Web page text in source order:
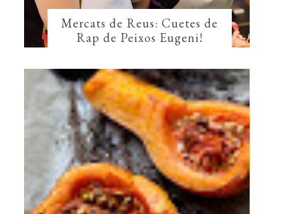
Mercats de Reus: Cuetes de
Rap de Peixos Eugeni!